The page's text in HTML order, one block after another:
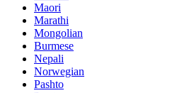
Maori
Marathi
Mongolian
Burmese
Nepali
Norwegian
Pashto